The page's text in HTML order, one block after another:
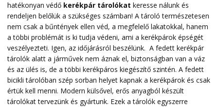
hatékonyan védő kerékpár tárolókat keresse nálunk és
rendeljen belőlük a szükséges számban! A tároló természetesen
nem csak a bűntények ellen véd, a megfelelő lakatokkal, hanem
a többi problémát is ki tudja védeni, ami a kerékpárok épségét
veszélyezteti. Igen, az időjárásról beszélünk. A fedett kerékpár
tárolók alatt a járművek nem áznak el, biztonságban van a váz
és az ülés is, de a többi kerékpáros kiegészítő szintén. A fedett
bicikli tárolóban szép sorban helyet kapnak a kerékpárok és csak
értük kell menni. Modern külsővel, erős anyagból készült
tárolókat tervezünk és gyártunk. Ezek a tárolók egyszerre